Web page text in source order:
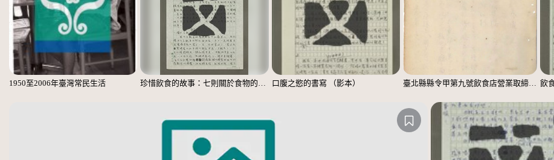
1950至2006年臺灣常民生活 珍惜飲食的故事：七則關於食物的個人、家庭、家族、社會、國族記憶 口腹之慾的書寫 （影本） 臺北縣縣令甲第九號飲食店營業取締規則 飲